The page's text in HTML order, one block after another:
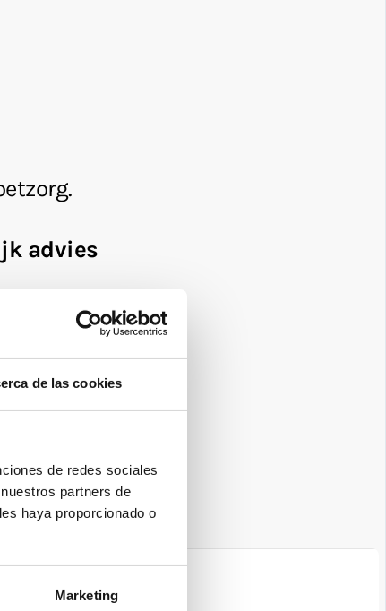
de las cookies
de redes sociales
partners de
haya proporcionado o
Marketing